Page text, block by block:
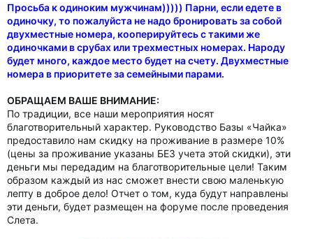
Просьба к одиноким мужчинам))))) Парни, если едете в
одиночку, то пожалуйста не надо бронировать за собой
двухместные номера, кооперируйтесь с такими же
одиночками в срубах или трехместных номерах. Народу
будет много, каждое место будет на счету. Двухместные
номера в приоритете за семейными парами.
ОБРАЩАЕМ ВАШЕ ВНИМАНИЕ:
По традиции, все наши мероприятия носят
благотворительный характер. Руководство Базы «Чайка»
предоставило нам скидку на проживание в размере 10%
(цены за проживание указаны БЕЗ учета этой скидки), эти
деньги мы передадим на благотворительные цели! Таким
образом каждый из нас сможет внести свою маленькую
лепту в доброе дело! Отчет о том, куда будут направлены
эти деньги, будет размещен на форуме после проведения
Слета.